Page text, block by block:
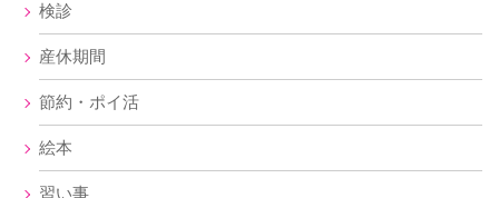
検診
産休期間
節約・ポイ活
絵本
習い事